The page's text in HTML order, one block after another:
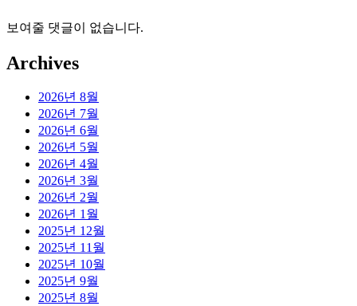
보여줄 댓글이 없습니다.
Archives
2026년 8월
2026년 7월
2026년 6월
2026년 5월
2026년 4월
2026년 3월
2026년 2월
2026년 1월
2025년 12월
2025년 11월
2025년 10월
2025년 9월
2025년 8월